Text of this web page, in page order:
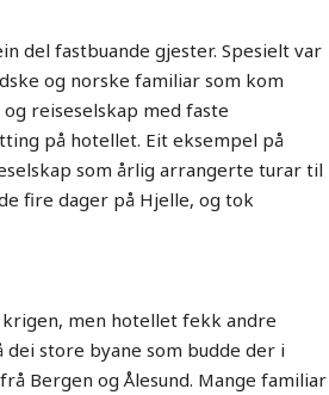
del fastbuande gjester. Spesielt var
og norske familiar som kom
reiseselskap med faste
på hotellet. Eit eksempel på
som årlig arrangerte turar til
fire dager på Hjelle, og tok
men hotellet fekk andre
store byane som budde der i
Bergen og Ålesund. Mange familiar